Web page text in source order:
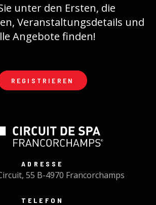
unter den Ersten, die
Veranstaltungsdetails und
Angebote finden!
REGISTRIEREN
ADRESSE
55 B-4970 Francorchamps
TELEFON